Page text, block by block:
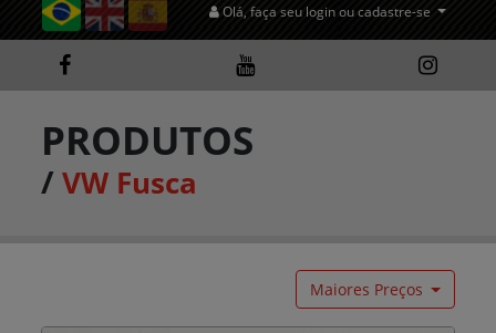
Olá, faça seu login ou cadastre-se
PRODUTOS
/VW Fusca
Maiores Preços